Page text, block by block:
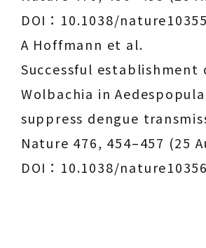
DOI：10.1038/nature10355
A Hoffmann et al.
Successful establishment
Wolbachia in
suppress dengue
Nature 476, 454–457 (25
DOI：10.1038/nature10356